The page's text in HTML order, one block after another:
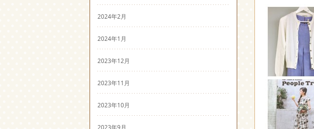
2024年2月
2024年1月
2023年12月
2023年11月
2023年10月
2023年9月